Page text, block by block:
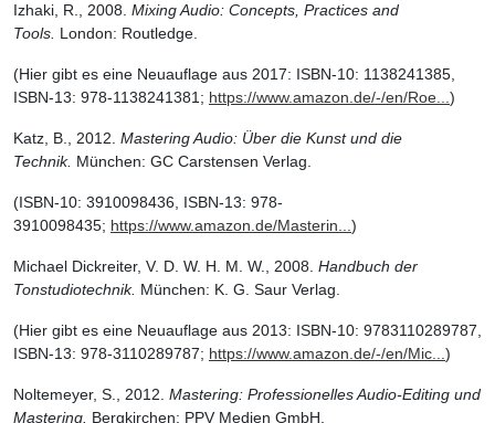
Izhaki, R., 2008. Mixing Audio: Concepts, Practices and
Tools. London: Routledge.
(Hier gibt es eine Neuauflage aus 2017: ISBN-10: 1138241385,
ISBN-13: 978-1138241381; https://www.amazon.de/-/en/Roe... )
Katz, B., 2012. Mastering Audio: Über die Kunst und die
Technik. München: GC Carstensen Verlag.
(ISBN-10: 3910098436, ISBN-13: 978-
3910098435; https://www.amazon.de/Masterin... )
Michael Dickreiter, V. D. W. H. M. W., 2008. Handbuch der
Tonstudiotechnik. München: K. G. Saur Verlag.
(Hier gibt es eine Neuauflage aus 2013: ISBN-10: 9783110289787,
ISBN-13: 978-3110289787; https://www.amazon.de/-/en/Mic... )
Noltemeyer, S., 2012. Mastering: Professionelles Audio-Editing und
Mastering. Bergkirchen: PPV Medien GmbH.